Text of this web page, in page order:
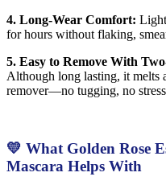
4. Long-Wear Comfort:
for hours without flaking,
5. Easy to Remove With
Although long lasting, it melts
remover—no tugging, no
💛 What Golden Rose
Mascara Helps With